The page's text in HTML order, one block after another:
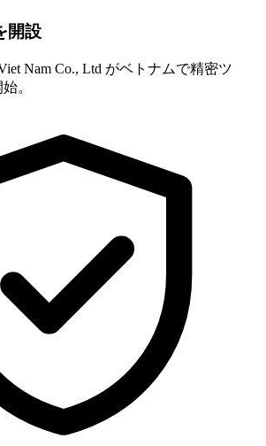
開設
Nam Co., Ltd がベトナムで精密ツ
。